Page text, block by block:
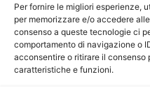
Per fornire le migliori esperienze,
per memorizzare e/o accedere
consenso a queste tecnologie ci
comportamento di navigazione o
acconsentire o ritirare il
caratteristiche e funzioni.
Direttore
Direttore